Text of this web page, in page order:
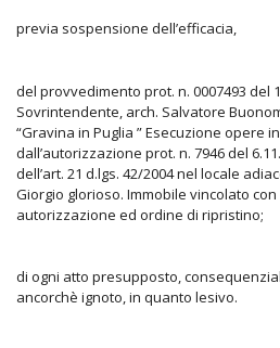
previa sospensione dell’efficacia,
del provvedimento prot. n. 0007493 del
Sovrintendente, arch. Salvatore
“Gravina in Puglia ” Esecuzione opere
dall’autorizzazione prot. n. 7946 del
dell’art. 21 d.lgs. 42/2004 nel locale
Giorgio glorioso. Immobile vincolato con
autorizzazione ed ordine di ripristino;
di ogni atto presupposto,
ancorchè ignoto, in quanto lesivo.